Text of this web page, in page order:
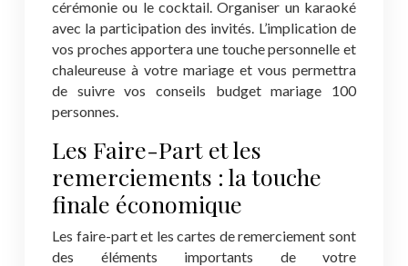
cérémonie ou le cocktail. Organiser un karaoké
avec la participation des invités. L’implication de
vos proches apportera une touche personnelle et
chaleureuse à votre mariage et vous permettra
de suivre vos conseils budget mariage 100
personnes.
Les Faire-Part et les
remerciements : la touche
finale économique
Les faire-part et les cartes de remerciement sont
des éléments importants de votre